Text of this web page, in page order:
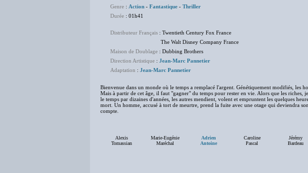
Genre : Action - Fantastique - Thriller
Durée : 01h41
Distributeur Français : Twentieth Century Fox France
The Walt Disney Company France
Maison de Doublage : Dubbing Brothers
Direction Artistique : Jean-Marc Pannetier
Adaptation : Jean-Marc Pannetier
Bienvenue dans un monde où le temps a remplacé l'argent. Génétiquement modifiés, les
Mais à partir de cet âge, il faut "gagner" du temps pour rester en vie. Alors que les riches,
le temps par dizaines d'années, les autres mendient, volent et empruntent les quelques
mort. Un homme, accusé à tort de meurtre, prend la fuite avec une otage qui deviendra
compte.
Alexis
Tomassian
Marie-Eugénie
Maréchal
Adrien
Antoine
Caroline
Pascal
Jérémy
Bardeau